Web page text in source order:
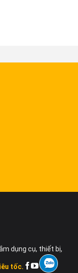
dụng cụ, thiết bị,
tốc.